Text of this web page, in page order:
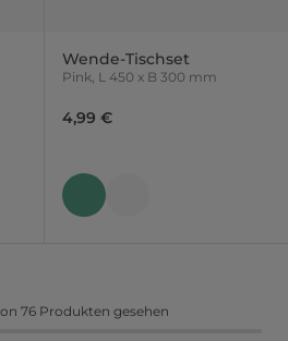
Wende-Tischset
Pink, L 450 x B 300 mm
4,99 €
76 Produkten gesehen